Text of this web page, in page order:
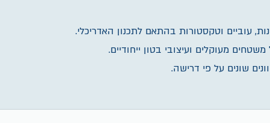
עוביים וטקסטורות בהתאם לתכנון האדריכלי.
מעוקלים ועיצובי בטון ייחודיים.
שונים על פי דרישה.